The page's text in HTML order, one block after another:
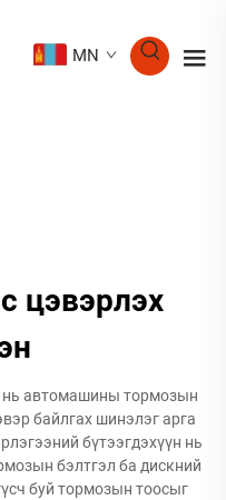
MN
цэвэрлэх
нь автомашины тормозын
байлгах шинэлэг арга
бүтээгдэхүүн нь
бэлтгэл ба дискний
буй тормозын тоосыг